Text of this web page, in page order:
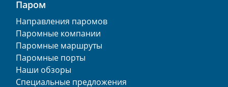
Паром
Направления паромов
Паромные компании
Паромные маршруты
Паромные порты
Наши обзоры
Специальные предложения